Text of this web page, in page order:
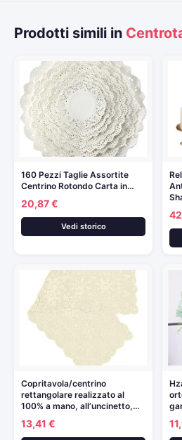
Prodotti simili in
160 Pezzi Taglie Assortite
Centrino Rotondo Carta in…
20,87 €
Vedi storico
Copritavola/centrino
rettangolare realizzato al
100% a mano, all’uncinetto,…
13,41 €